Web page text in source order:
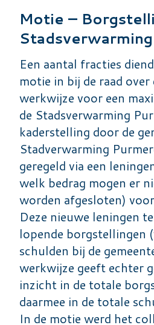
Motie –
Een aantal fracties
motie in bij de raad over
werkwijze voor een
de Stadsverwarming
kaderstelling door de
Stadverwarming
geregeld via een
welk bedrag mogen er
worden afgesloten)
Deze nieuwe leningen
lopende borgstellingen
schulden bij de
werkwijze geeft echter
inzicht in de totale
daarmee in de totale
In de motie werd het